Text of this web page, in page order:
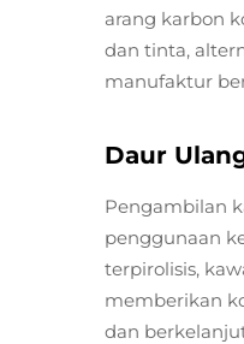
arang karbon
dan tinta,
manufaktur
Daur
Pengambilan
penggunaan
terpirolisis,
memberikan
dan